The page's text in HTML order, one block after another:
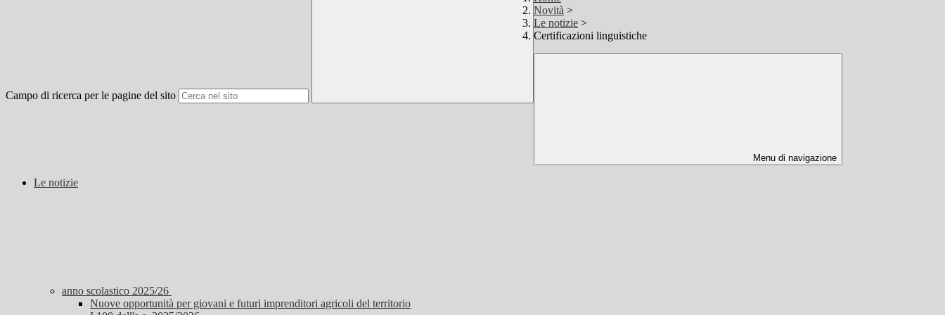
Campo di ricerca per le pagine del sito
Novità >
Le notizie >
Certificazioni linguistiche
Menu di navigazione
Le notizie
anno scolastico 2025/26
Nuove opportunità per giovani e futuri imprenditori agricoli del territorio